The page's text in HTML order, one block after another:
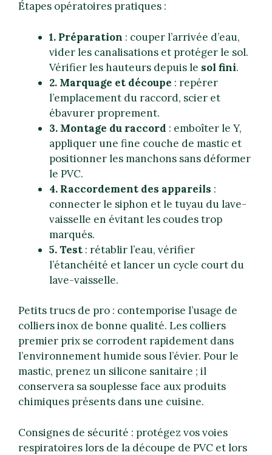
Étapes opératoires pratiques :
1. Préparation : couper l’arrivée d’eau,
vider les canalisations et protéger le sol.
Vérifier les hauteurs depuis le sol fini.
2. Marquage et découpe : repérer
l’emplacement du raccord, scier et
ébavurer proprement.
3. Montage du raccord : emboîter le Y,
appliquer une fine couche de mastic et
positionner les manchons sans déformer
le PVC.
4. Raccordement des appareils :
connecter le siphon et le tuyau du lave-
vaisselle en évitant les coudes trop
marqués.
5. Test : rétablir l’eau, vérifier
l’étanchéité et lancer un cycle court du
lave-vaisselle.
Petits trucs de pro : contemporise l’usage de
colliers inox de bonne qualité. Les colliers
premier prix se corrodent rapidement dans
l’environnement humide sous l’évier. Pour le
mastic, prenez un silicone sanitaire ; il
conservera sa souplesse face aux produits
chimiques présents dans une cuisine.
Consignes de sécurité : protégez vos voies
respiratoires lors de la découpe de PVC et lors